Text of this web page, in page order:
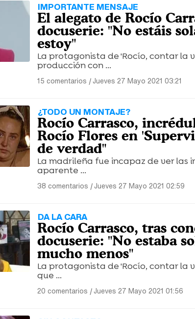
IMPORTANTE MENSAJE
El alegato de Rocío
docuserie: "No estáis
estoy"
La protagonista de 'Rocío, contar la
producción con ...
15 comentarios |Jueves 27 Mayo 2021 03:21
¿TODO UN MONTAJE?
Rocío Carrasco,
Rocío Flores en
de verdad"
La madrileña fue incapaz de ver las
aparente ...
38 comentarios |Jueves 27 Mayo 2021 02:59
DA LA CARA
Rocío Carrasco, tras
docuserie: "No estaba
mucho menos"
La protagonista de 'Rocío, contar la
que ...
20 comentarios |Jueves 27 Mayo 2021 01:56